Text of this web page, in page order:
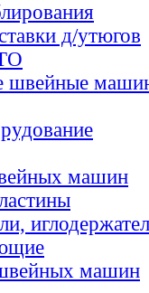
д/утюгов
швейные
машин
машин